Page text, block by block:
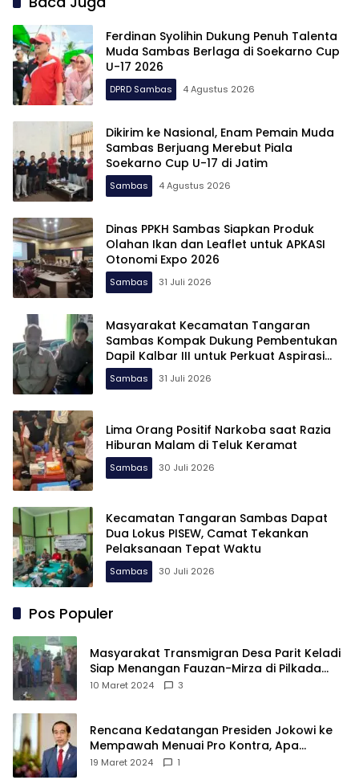
Ferdinan Syolihin Dukung Penuh Talenta
Muda Sambas Berlaga di Soekarno Cup
U-17 2026
DPRD Sambas 4 Agustus 2026
Dikirim ke Nasional, Enam Pemain Muda
Sambas Berjuang Merebut Piala
Soekarno Cup U-17 di Jatim
Sambas 4 Agustus 2026
Dinas PPKH Sambas Siapkan Produk
Olahan Ikan dan Leaflet untuk APKASI
Otonomi Expo 2026
Sambas 31 Juli 2026
Masyarakat Kecamatan Tangaran
Sambas Kompak Dukung Pembentukan
Dapil Kalbar III untuk Perkuat Aspirasi
Perbatasan
Sambas 31 Juli 2026
Lima Orang Positif Narkoba saat Razia
Hiburan Malam di Teluk Keramat
Sambas 30 Juli 2026
Kecamatan Tangaran Sambas Dapat
Dua Lokus PISEW, Camat Tekankan
Pelaksanaan Tepat Waktu
Sambas 30 Juli 2026
Pos Populer
Masyarakat Transmigran Desa Parit Keladi
Siap Menangan Fauzan-Mirza di Pilkada
Kubu Raya
10 Maret 2024 3
Rencana Kedatangan Presiden Jokowi ke
Mempawah Menuai Pro Kontra, Apa
Sebabnya?
19 Maret 2024 1